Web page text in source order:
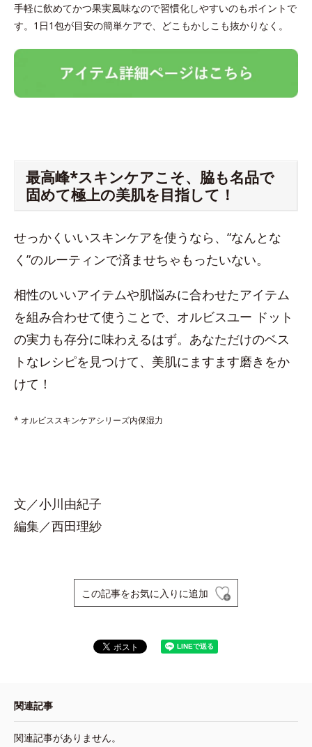
手軽に飲めてかつ果実風味なので習慣化しやすいのもポイントで
す。1日1包が目安の簡単ケアで、どこもかしこも抜かりなく。
最高峰*スキンケアこそ、脇も名品で
固めて極上の美肌を目指して！
せっかくいいスキンケアを使うなら、“なんとな
く”のルーティンで済ませちゃもったいない。
相性のいいアイテムや肌悩みに合わせたアイテム
を組み合わせて使うことで、オルビスユー ドット
の実力も存分に味わえるはず。あなただけのベス
トなレシピを見つけて、美肌にますます磨きをか
けて！
* オルビススキンケアシリーズ内保湿力
文／小川由紀子
編集／西田理紗
この記事をお気に入りに追加
関連記事
関連記事がありません。